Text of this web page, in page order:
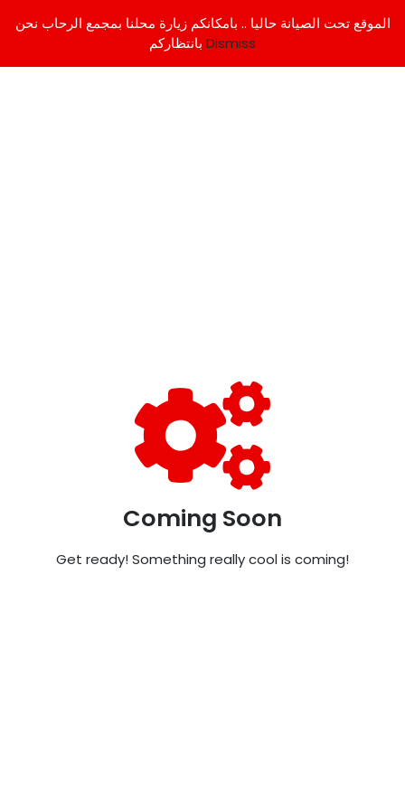
الموقع تحت الصيانة حاليا .. بامكانكم زيارة محلنا بمجمع الرحاب نحن
Dismiss
Coming Soon
Get ready! Something really cool is coming!